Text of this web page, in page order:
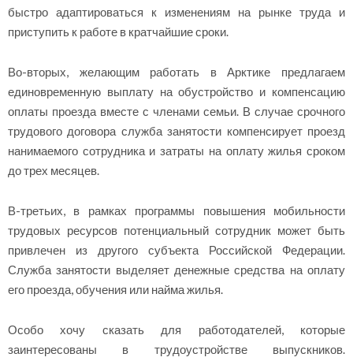
быстро адаптироваться к изменениям на рынке труда и
приступить к работе в кратчайшие сроки.
Во-вторых, желающим работать в Арктике предлагаем
единовременную выплату на обустройство и компенсацию
оплаты проезда вместе с членами семьи. В случае срочного
трудового договора служба занятости компенсирует проезд
нанимаемого сотрудника и затраты на оплату жилья сроком
до трех месяцев.
В-третьих, в рамках программы повышения мобильности
трудовых ресурсов потенциальный сотрудник может быть
привлечен из другого субъекта Российской Федерации.
Служба занятости выделяет денежные средства на оплату
его проезда, обучения или найма жилья.
Особо хочу сказать для работодателей, которые
заинтересованы в трудоустройстве выпускников.